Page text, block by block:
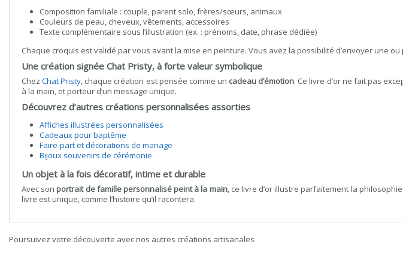
Composition familiale : couple, parent solo, frères/sœurs, animaux
Couleurs de peau, cheveux, vêtements, accessoires
Texte complémentaire sous l’illustration (ex. : prénoms, date, phrase dédiée)
Chaque croquis est validé par vous avant la mise en peinture. Vous avez la possibilité d’envoyer une
Une création signée Chat Pristy, à forte valeur symbolique
ChezChat Pristy, chaque création est pensée comme un cadeau d’émotion. Ce livre d’or ne fait pas
à la main, et porteur d’un message unique.
Découvrez d’autres créations personnalisées assorties
Affiches illustrées personnalisées
Cadeaux pour baptême
Faire-part et décorations de mariage
Bijoux souvenirs de cérémonie
Un objet à la fois décoratif, intime et durable
Avec sonportrait de famille personnalisé peint à la main, ce livre d’or illustre parfaitement la
livre est unique, comme l’histoire qu’il racontera.
Poursuivez votre découverte avec nos autres créations artisanales